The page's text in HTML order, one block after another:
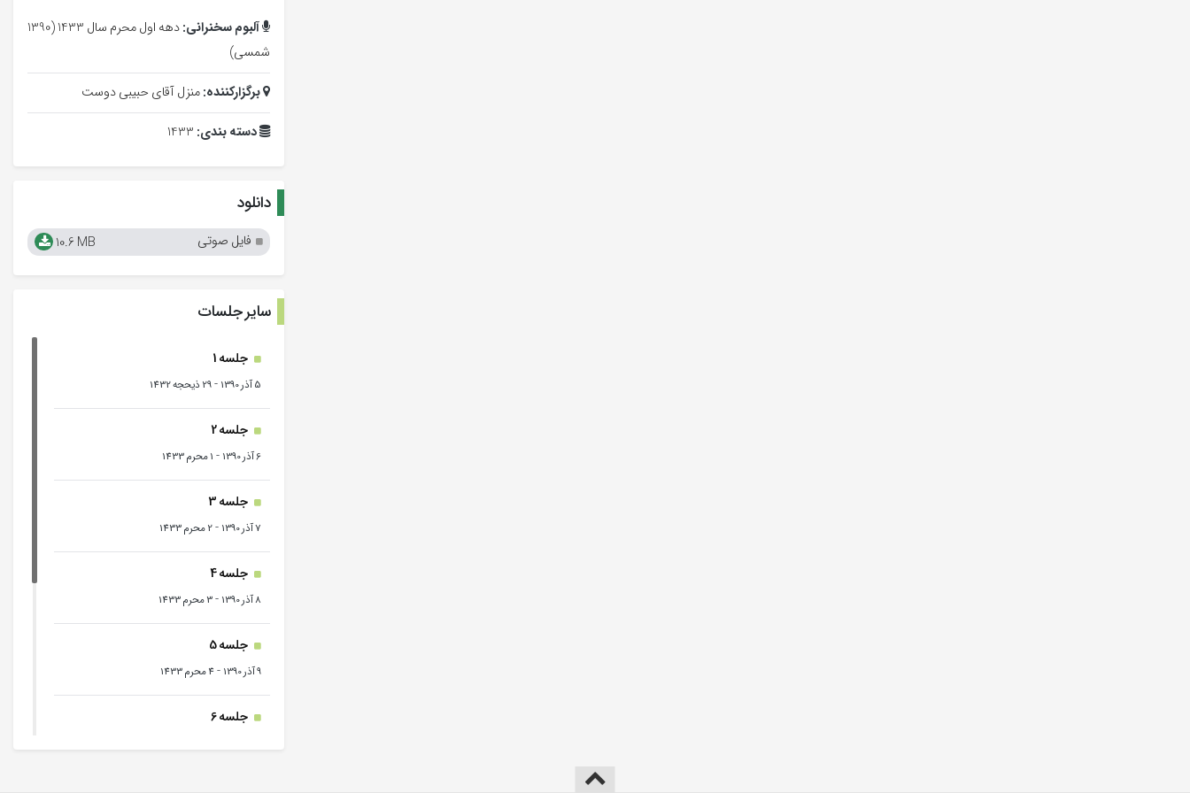
آلبوم سخنرانی:
دهه اول محرم سال 1433 (1390
شمسی)
برگزارکننده:منزل آقای حبیبی دوست
دسته بندی: 1433
دانلود
فایل صوتی 10.6 MB
سایر جلسات
جلسه 1
5 آذر 1390 -29 ذیحجه 1432
جلسه 2
6 آذر 1390 - 1 محرم 1433
جلسه 3
7 آذر 1390 -2 محرم 1433
جلسه 4
8 آذر 1390 -3 محرم 1433
جلسه 5
9 آذر 1390 - 4 محرم 1433
جلسه 6